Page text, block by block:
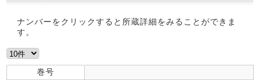
ナンバーをクリックすると所蔵詳細をみることができま
す。
巻号